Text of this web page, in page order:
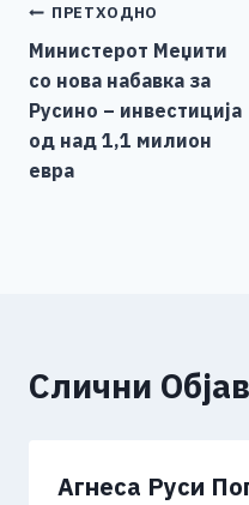
b
o
o
k
n
g
er
Навигација
на
напис
ПРЕТХОДНО
Министерот Меџити
со нова набавка за
Русино – инвестиција
од над 1,1 милион
евра
Слични
Агнеса Руси